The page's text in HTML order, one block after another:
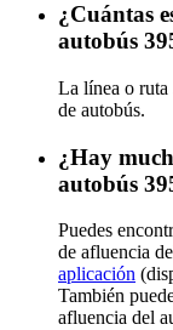
¿Cuántas
autobús
La línea o ruta
de autobús.
¿Hay
autobús
Puedes
de afluencia
aplicación
También
afluencia del